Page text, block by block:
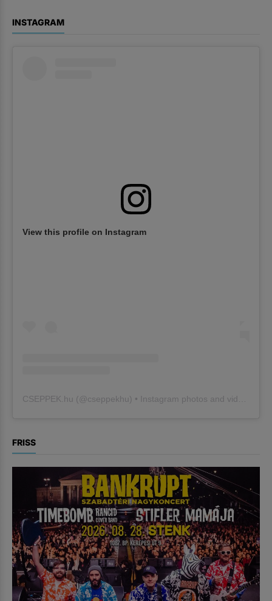
INSTAGRAM
View this profile on Instagram
CSEPPEK.hu (@cseppekhu ) • Instagram photos and videos
FRISS